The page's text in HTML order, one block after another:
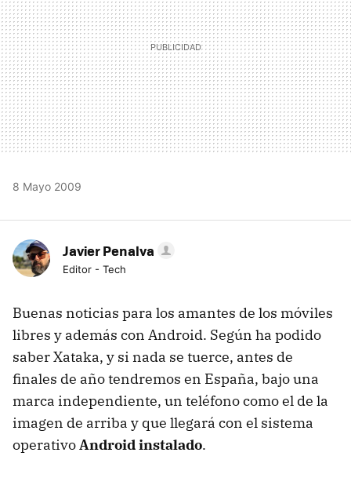
8 Mayo 2009
Javier Penalva
Editor - Tech
Buenas noticias para los amantes de los móviles
libres y además con Android. Según ha podido
saber Xataka, y si nada se tuerce, antes de
finales de año tendremos en España, bajo una
marca independiente, un teléfono como el de la
imagen de arriba y que llegará con el sistema
operativoAndroid instalado.